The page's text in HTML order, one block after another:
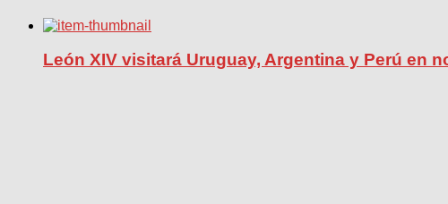
León XIV visitará Uruguay, Argentina y Perú en